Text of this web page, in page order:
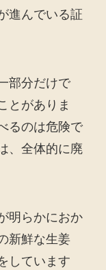
進んでいる証
部分だけで
とがありま
るのは危険で
、全体的に廃
明らかにおか
新鮮な生姜
しています